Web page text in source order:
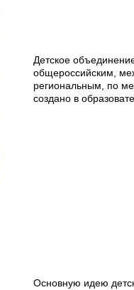
Детское
общероссийским,
региональным, по
создано в
Основную идею